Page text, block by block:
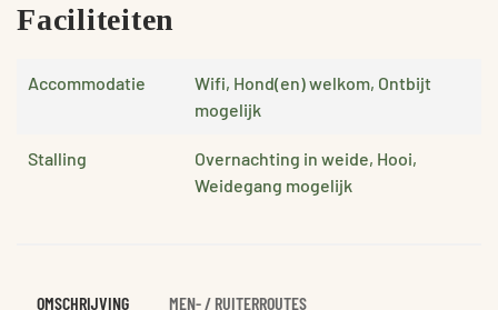
Faciliteiten
Accommodatie
Wifi, Hond(en) welkom, Ontbijt
mogelijk
Stalling
Overnachting in weide, Hooi,
Weidegang mogelijk
OMSCHRIJVING MEN- / RUITERROUTES